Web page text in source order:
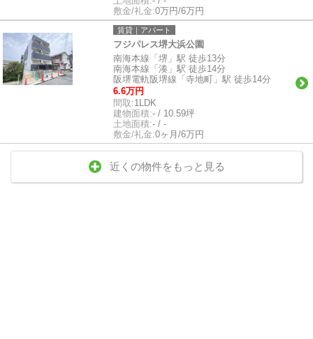
敷金/礼金:0万円/6万円
賃貸｜アパート
フジパレス堺大浜公園
南海本線「堺」駅 徒歩13分
南海本線「湊」駅 徒歩14分
阪堺電軌阪堺線「寺地町」駅 徒歩14分
6.6万円
間取:1LDK
建物面積:- / 10.59坪
土地面積:- / -
敷金/礼金:0ヶ月/6万円
近くの物件をもっと見る